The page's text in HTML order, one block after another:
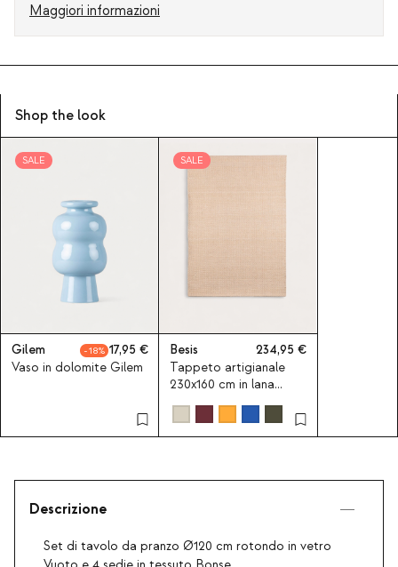
Maggiori informazioni
Shop the look
SALE
Gilem 18
17,95
Vaso in dolomite Gilem
SALE
Besis
234,95
Tappeto artigianale
230x160 cm in lana
Besis
Descrizione
Set di tavolo da pranzo Ø120 cm rotondo in vetro